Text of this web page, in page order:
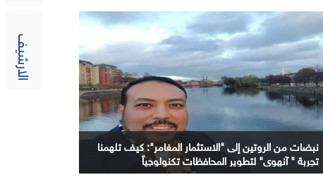
الارشيف
نبضات من الروتين إلى "الاستثمار المغامر": كيف تلهمنا
تجربة " آنهوي" لتطوير المحافظات تكنولوجياً